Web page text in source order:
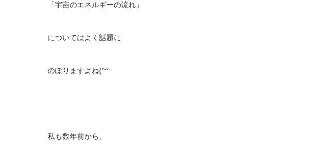
「宇宙のエネルギーの流れ」
についてはよく話題に
のぼりますよね(^^ゞ
私も数年前から、